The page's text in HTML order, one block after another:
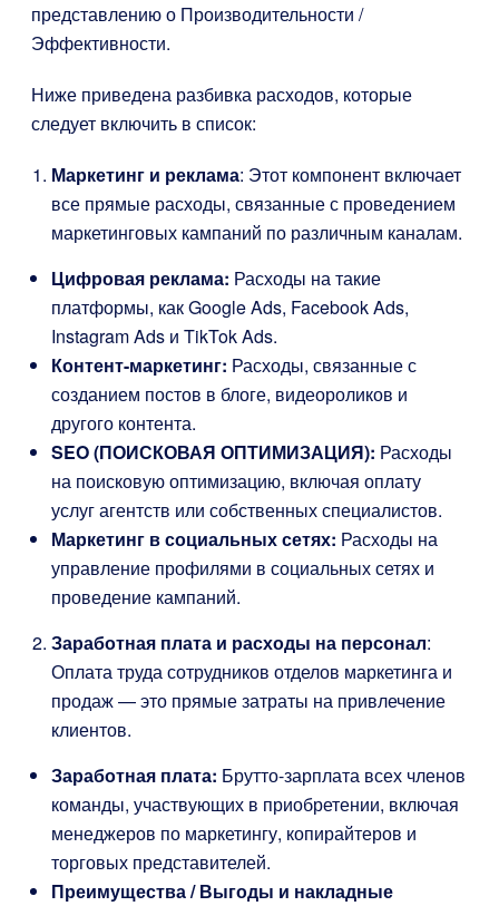
представлению о Производительности /
Эффективности.
Ниже приведена разбивка расходов, которые
следует включить в список:
Маркетинг и реклама: Этот компонент включает
все прямые расходы, связанные с проведением
маркетинговых кампаний по различным каналам.
Цифровая реклама: Расходы на такие
платформы, как Google Ads, Facebook Ads,
Instagram Ads и TikTok Ads.
Контент-маркетинг: Расходы, связанные с
созданием постов в блоге, видеороликов и
другого контента.
SEO (ПОИСКОВАЯ ОПТИМИЗАЦИЯ): Расходы
на поисковую оптимизацию, включая оплату
услуг агентств или собственных специалистов.
Маркетинг в социальных сетях: Расходы на
управление профилями в социальных сетях и
проведение кампаний.
Заработная плата и расходы на персонал:
Оплата труда сотрудников отделов маркетинга и
продаж — это прямые затраты на привлечение
клиентов.
Заработная плата: Брутто-зарплата всех членов
команды, участвующих в приобретении, включая
менеджеров по маркетингу, копирайтеров и
торговых представителей.
Преимущества / Выгоды и накладные